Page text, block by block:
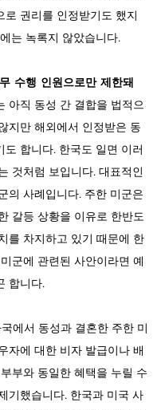
로 권리를 인정받기도 했지
는 녹록지 않았습니다.
수행 인원으로만 제한돼
아직 동성 간 결합을 법적으
지만 해외에서 인정받은 동
도 합니다. 한국도 일면 이러
것처럼 보입니다. 대표적인
의 사례입니다. 주한 미군은
갈등 상황을 이유로 한반도
를 차지하고 있기 때문에 한
군에 관련된 사안이라면 예
합니다.
에서 동성과 결혼한 주한 미
자에 대한 비자 발급이나 배
부와 동일한 혜택을 누릴 수
기했습니다. 한국과 미국 사